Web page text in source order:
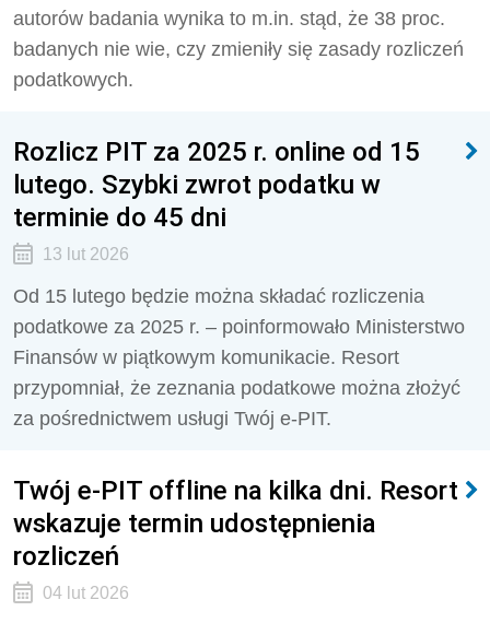
autorów badania wynika to m.in. stąd, że 38 proc.
badanych nie wie, czy zmieniły się zasady rozliczeń
podatkowych.
Rozlicz PIT za 2025 r. online od 15
lutego. Szybki zwrot podatku w
terminie do 45 dni
13 lut 2026
Od 15 lutego będzie można składać rozliczenia
podatkowe za 2025 r. – poinformowało Ministerstwo
Finansów w piątkowym komunikacie. Resort
przypomniał, że zeznania podatkowe można złożyć
za pośrednictwem usługi Twój e-PIT.
Twój e-PIT offline na kilka dni. Resort
wskazuje termin udostępnienia
rozliczeń
04 lut 2026